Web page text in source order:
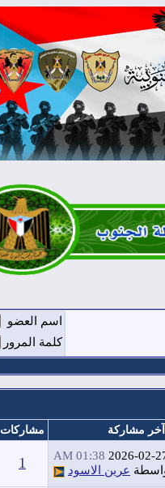
اسم العضو
كلمة المرور
آخر مشاركة مشاركات
2026-02-
01:38 AM
عرين الاسود 1